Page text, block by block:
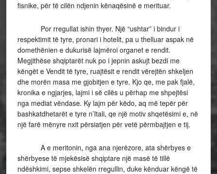
fisnike, për të cilën ndjenin kënaqësinë e merituar.
Por rregullat ishin thyer. Një “ushtar” i bindur i
respektimit të tyre, pronari i hotelit, pa u thelluar aspak në
domethënien e dukurisë lajmëroi organet e rendit.
Megjithëse shqiptarët nuk po i jepnin askujt bezdi me
këngët e Vendit të tyre, ruajtësit e rendit vërejtën shkeljen
dhe morën masa me gjobitjen e tyre. Kjo qe, me pak fjalë,
kronika e ngjarjes, lajmi i së cilës u përhap me shpejtësi
nga mediat vëndase. Ky lajm për këdo, aq më tepër për
bashkatdhetarët e tyre n’Itali, qe një motiv shqetësimi e, në
një farë mënyre nxit përsiatjen për vetë përmbajtjen e tij.
A e meritonin, nga ana njerëzore, ata shërbyes e
shërbyese të mjekësisë shqiptare një masë të tillë
ndëshkimi, sepse shkelën rregullin, duke kënduar këngë të